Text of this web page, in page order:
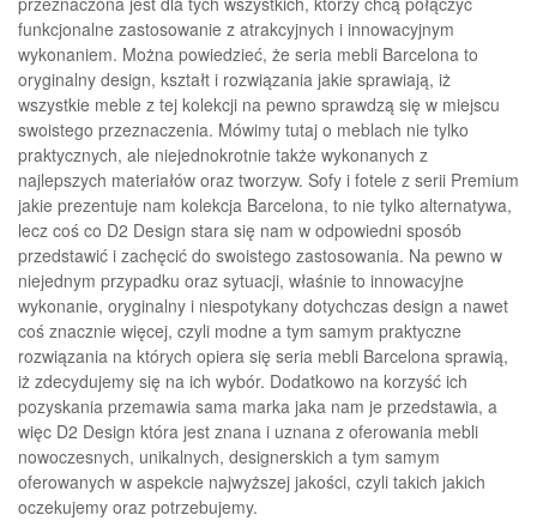
funkcjonalne zastosowanie z atrakcyjnych i innowacyjnym
wykonaniem. Można powiedzieć, że seria mebli Barcelona to
oryginalny design, kształt i rozwiązania jakie sprawiają, iż
wszystkie meble z tej kolekcji na pewno sprawdzą się w miejscu
swoistego przeznaczenia. Mówimy tutaj o meblach nie tylko
praktycznych, ale niejednokrotnie także wykonanych z
najlepszych materiałów oraz tworzyw. Sofy i fotele z serii Premium
jakie prezentuje nam kolekcja Barcelona, to nie tylko alternatywa,
lecz coś co D2 Design stara się nam w odpowiedni sposób
przedstawić i zachęcić do swoistego zastosowania. Na pewno w
niejednym przypadku oraz sytuacji, właśnie to innowacyjne
wykonanie, oryginalny i niespotykany dotychczas design a nawet
coś znacznie więcej, czyli modne a tym samym praktyczne
rozwiązania na których opiera się seria mebli Barcelona sprawią,
iż zdecydujemy się na ich wybór. Dodatkowo na korzyść ich
pozyskania przemawia sama marka jaka nam je przedstawia, a
więc D2 Design która jest znana i uznana z oferowania mebli
nowoczesnych, unikalnych, designerskich a tym samym
oferowanych w aspekcie najwyższej jakości, czyli takich jakich
oczekujemy oraz potrzebujemy.